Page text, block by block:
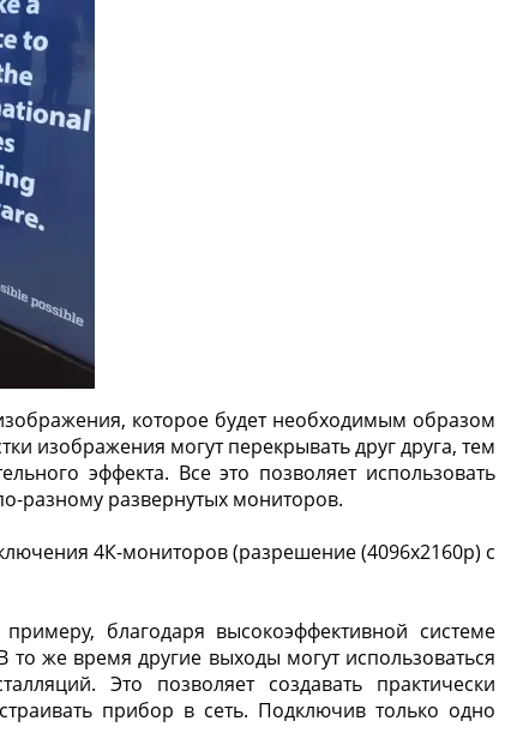
которое будет необходимым образом
изображения могут перекрывать друг друга, тем
эффекта. Все это позволяет использовать
разному развернутых мониторов.
4К-мониторов (разрешение (4096x2160p) с
благодаря высокоэффективной системе
же время другие выходы могут использоваться
Это позволяет создавать практически
прибор в сеть. Подключив только одно